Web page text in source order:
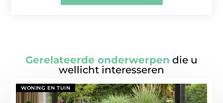
Gerelateerde onderwerpen die u
wellicht interesseren
WONING EN TUIN